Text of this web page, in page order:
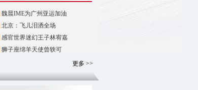
魏晨IME为广州亚运加油
北京：飞儿泪洒全场
感官世界迷幻王子林宥嘉
狮子座绵羊天使曾轶可
更多 >>